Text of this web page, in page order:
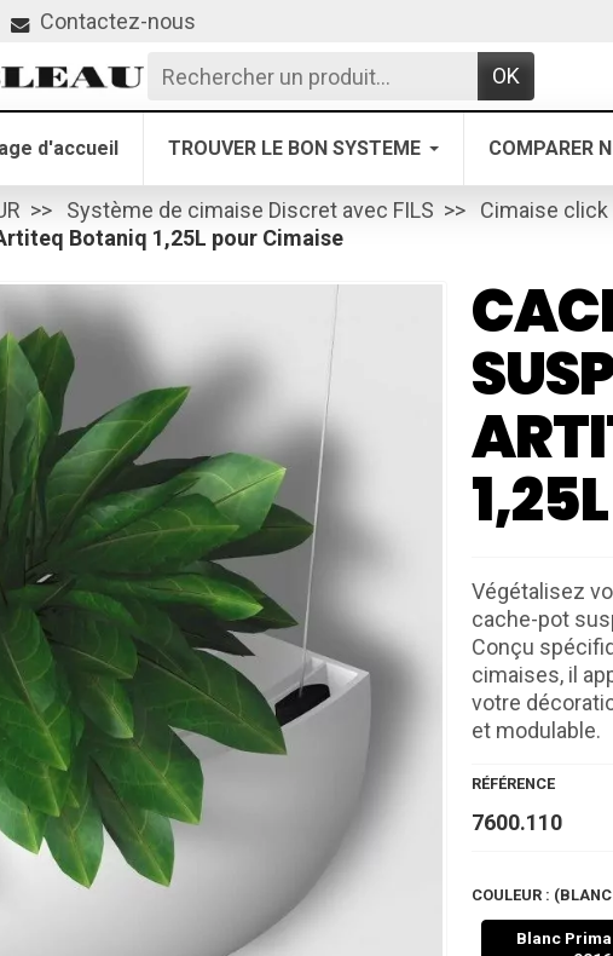
Contactez-nous
OK
d'accueil TROUVER LE BON SYSTEME COMPARER
Système de cimaise Discret avec FILS
Cimaise
Botaniq 1,25L pour Cimaise
Végétalisez
cache-pot
Conçu
cimaises, il
votre
et modulable.
RÉFÉRENCE
7600.110
COULEUR :
Blanc